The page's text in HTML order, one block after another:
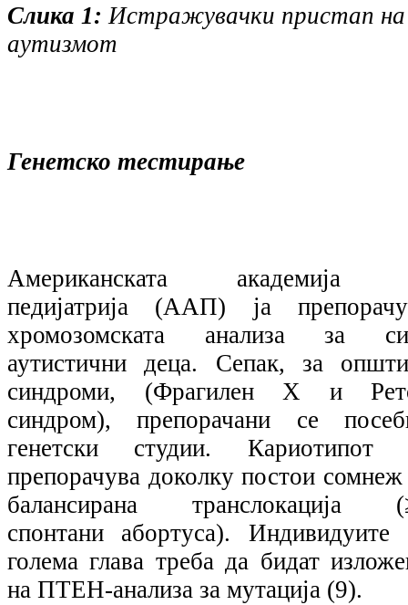
Слика 1:Истражувачки пристап на
аутизмот
Генетско тестирање
Американската академија
педијатрија (ААП) ја
хромозомската анализа за
аутистични деца. Сепак, за
синдроми, (Фрагилен Х и
синдром), препорачани се
генетски студии. Кариотипот
препорачува доколку постои сомнеж
балансирана транслокација
спонтани абортуса). Индивидуите
голема глава треба да бидат
на ПТЕН-анализа за мутација (9).